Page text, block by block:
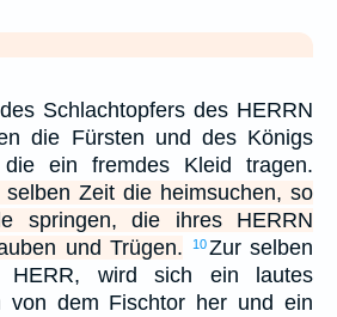
Schlachtopfers des HERRN
die Fürsten und des Königs
ein fremdes Kleid tragen.
Zeit die heimsuchen, so
springen, die ihres HERRN
und Trügen.
10Zur selben
HERR, wird sich ein lautes
von dem Fischtor her und ein